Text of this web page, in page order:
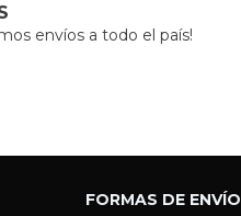
envíos a todo el país!
FORMAS DE ENVÍO